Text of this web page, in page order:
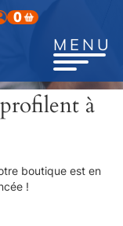
0
MENU
à
boutique est en
!